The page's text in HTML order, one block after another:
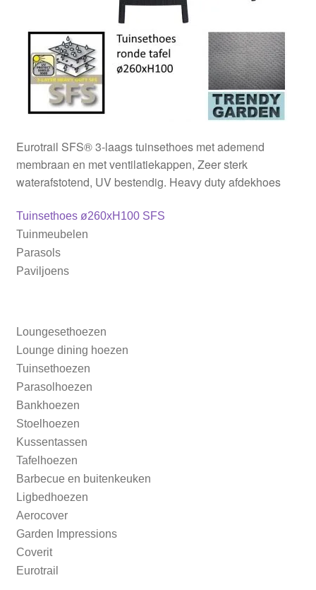
Stoelhoezen
Tafelhoezen
Ligbedhoezen
Eurotrail SFS® 3-laags tuinsethoes met ademend
membraan en met ventilatiekappen, Zeer sterk
waterafstotend, UV bestendig. Heavy duty afdekhoes
Bericht
navigatie
Vorig
bericht:
Tuinsethoes ø260xH100 SFS
Tuinmeubelen
Parasols
Paviljoens
Loungesethoezen
Lounge dining hoezen
Tuinsethoezen
Parasolhoezen
Bankhoezen
Stoelhoezen
Kussentassen
Tafelhoezen
Barbecue en buitenkeuken
Ligbedhoezen
Aerocover
Garden Impressions
Coverit
Eurotrail